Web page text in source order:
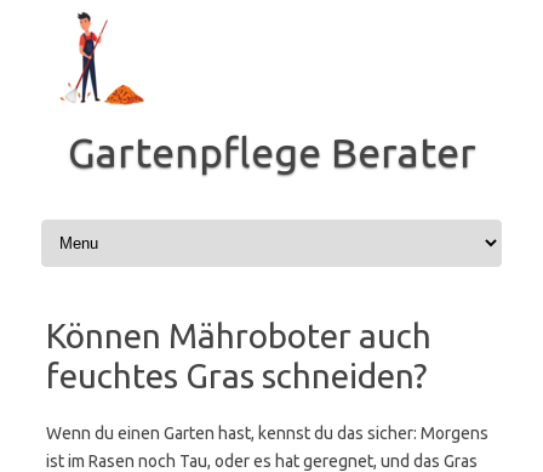
springen
Gartenpflege Berater
Können Mähroboter auch
feuchtes Gras schneiden?
Wenn du einen Garten hast, kennst du das sicher: Morgens
ist im Rasen noch Tau, oder es hat geregnet, und das Gras